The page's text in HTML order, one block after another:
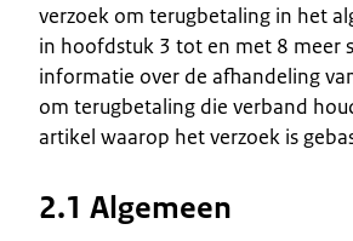
verzoek om terugbetaling in het
in hoofdstuk 3 tot en met 8 meer
informatie over de afhandeling
om terugbetaling die verband
artikel waarop het verzoek is
2.1 Algemeen